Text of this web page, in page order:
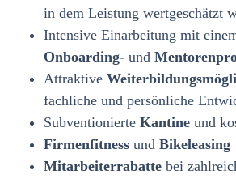
in dem Leistung wertgeschätzt
Intensive Einarbeitung mit
Onboarding- und
Attraktive
fachliche und persönliche
Subventionierte Kantine und
Firmenfitness und Bikeleasing
Mitarbeiterrabatte bei